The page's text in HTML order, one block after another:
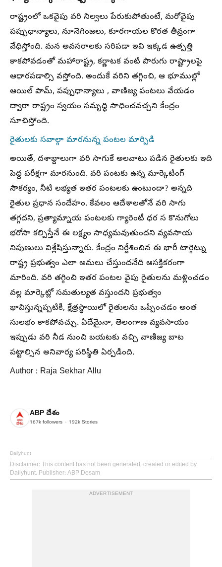
రాష్ట్రంలో ఒకవైపు వరి నిల్వలు పేరుకుపోతుంటే, మరోవైపు
పప్పుధాన్యాలు, నూనెగింజలు, కూరగాయల కొరత తీవ్రంగా
వేధిస్తోంది. మన అవసరాలకు సరిపడా ఇవి ఇక్కడ ఉత్పత్తి
కాకపోవడంతో మహారాష్ట్ర, కర్ణాటక వంటి పొరుగు రాష్ట్రాలపై
ఆధారపడాల్సి వస్తోంది. అందుకే వరిని తగ్గించి, ఆ భూముల్లో
ఆయిల్ పామ్, పప్పుధాన్యాలు , వాణిజ్య పంటలు వేయడం
ద్వారా రాష్ట్రం స్వయం సమృద్ధి సాధించవచ్చని కేంద్రం
సూచిస్తోంది.
రైతులకు సవాల్గా మారనున్న పంటల మార్పిడి
అయితే, దశాబ్దాలుగా వరి సాగుకే అలవాటు పడిన రైతులకు ఇది
పెద్ద పరీక్షగా మారనుంది. వరి పంటకు ఉన్న మార్కెటింగ్
సౌకర్యం, నీటి లభ్యత ఇతర పంటలకు ఉంటుందా? అన్నది
రైతుల ప్రధాన సందేహం. కేవలం ఆదేశాలతోనే వరి సాగు
తగ్గదని, ప్రత్యామ్నాయ పంటలకు గ్యారెంటీ ధర స కొనుగోలు
భరోసా కల్పిస్తేనే ఈ లక్ష్యం సాధ్యమవుతుందని వ్యవసాయ
నిపుణులు విశ్లేషిస్తున్నారు. కేంద్రం నిర్దేశించిన ఈ భారీ టార్గెట్ను
రాష్ట్ర ప్రభుత్వం ఎలా అమలు చేస్తుందనేది ఆసక్తికరంగా
మారింది. వరి తగ్గించి ఇతర పంటల వైపు రైతులను మళ్లించడం
వల్ల మార్కెట్లో సమతుల్యత వస్తుందని ప్రభుత్వం
భావిస్తున్నప్పటికీ, క్షేత్రస్థాయిలో రైతులను ఒప్పించడం అంత
సులభం కాకపోవచ్చు. ఏదేమైనా, తెలంగాణ వ్యవసాయం
ఇప్పుడు వరి నీడ నుంచి బయటకు వచ్చి వాణిజ్య బాట
పట్టాల్సిన అనివార్య పరిస్థితి ఏర్పడింది.
Author : Raja Sekhar Allu
ABP దేశం
167k followers 192k Stories
Dailyhunt
Disclaimer: This content has not been generated, created or edited by
Dailyhunt. Publisher: ABP Desam
ADVERTISEMENT